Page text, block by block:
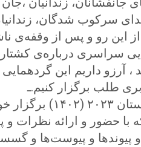
سرکوب شدگان،
این رو و پس از وقفه‌ی
سراسری درباره‌ی
آرزو داریم این گردهمایی
طلب برگزار کنیم.ـ
نهمین گردهمایی
با حضور و ارائه نظرات و